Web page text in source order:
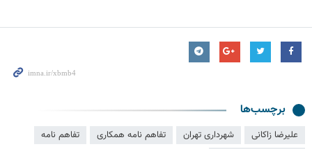
برچسب‌ها
علیرضا زاکانی شهرداری تهران تفاهم نامه همکاری
تفاهم نامه